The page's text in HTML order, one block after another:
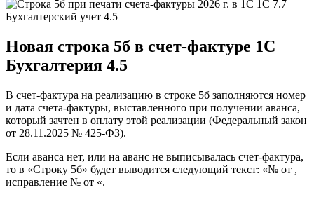
Новая строка 5б в счет-фактуре 1C
Бухгалтерия 4.5
В счет-фактура на реализацию в строке 5б заполняются номер
и дата счета-фактуры, выставленного при получении аванса,
который зачтен в оплату этой реализации (Федеральный закон
от 28.11.2025 № 425-ФЗ).
Если аванса нет, или на аванс не выписывалась счет-фактура,
то в «Строку 5б» будет выводится следующий текст: «№ от ,
исправление № от «.